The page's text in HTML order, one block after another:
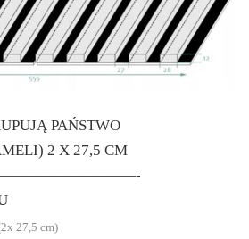
PAŃSTWO
2 X 27,5 CM
27,5 cm)